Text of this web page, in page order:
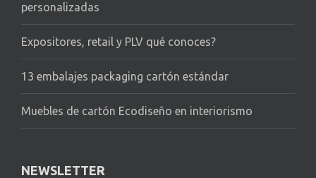
personalizadas
Expositores, retail y PLV qué conoces?
13 embalajes packaging cartón estándar
Muebles de cartón Ecodiseño en interiorismo
NEWSLETTER